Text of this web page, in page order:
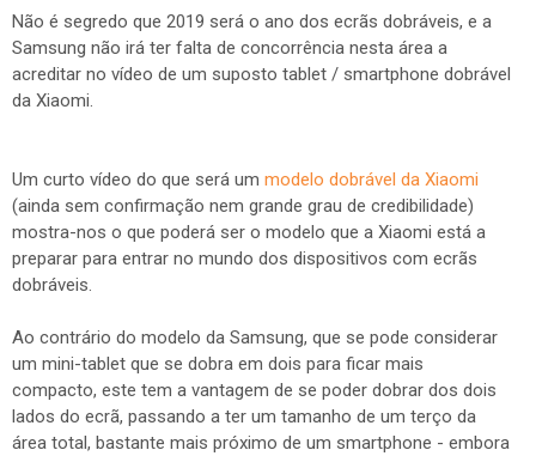
Não é segredo que 2019 será o ano dos ecrãs dobráveis, e a
Samsung não irá ter falta de concorrência nesta área a
acreditar no vídeo de um suposto tablet / smartphone dobrável
da Xiaomi.
Um curto vídeo do que será um modelo dobrável da Xiaomi
(ainda sem confirmação nem grande grau de credibilidade)
mostra-nos o que poderá ser o modelo que a Xiaomi está a
preparar para entrar no mundo dos dispositivos com ecrãs
dobráveis.
Ao contrário do modelo da Samsung, que se pode considerar
um mini-tablet que se dobra em dois para ficar mais
compacto, este tem a vantagem de se poder dobrar dos dois
lados do ecrã, passando a ter um tamanho de um terço da
área total, bastante mais próximo de um smartphone - embora